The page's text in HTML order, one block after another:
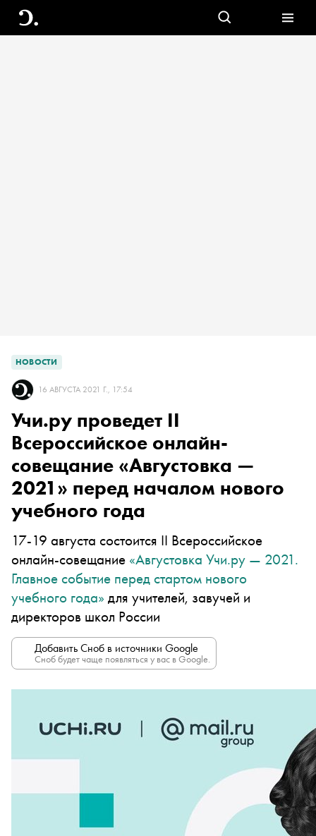
НОВОСТИ
16 АВГУСТА 2021 Г., 17:54
Учи.ру проведет II
Всероссийское онлайн-
совещание «Августовка —
2021» перед началом нового
учебного года
17-19 августа состоится II Всероссийское
онлайн-совещание «Августовка Учи.ру — 2021.
Главное событие перед стартом нового
учебного года» для учителей, завучей и
директоров школ России
Добавить Сноб в источники Google
Сноб будет чаще появляться у вас в Google.